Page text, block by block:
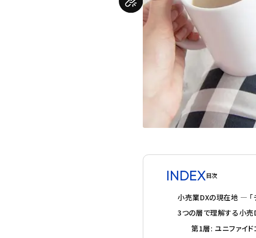
INDEX目次
小売業DXの現在地 ― 「
3つの層で理解する小売
第1層: ユニファイド